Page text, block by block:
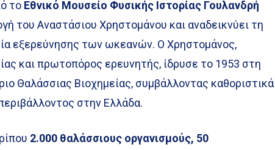
το Εθνικό Μουσείο Φυσικής Ιστορίας Γουλανδρή
του Αναστάσιου Χρηστομάνου και αναδεικνύει τη
εξερεύνησης των ωκεανών. Ο Χρηστομάνος,
και πρωτοπόρος ερευνητής, ίδρυσε το 1953 στη
Θαλάσσιας Βιοχημείας, συμβάλλοντας καθοριστικά
στην Ελλάδα.
2.000 θαλάσσιους οργανισμούς, 50